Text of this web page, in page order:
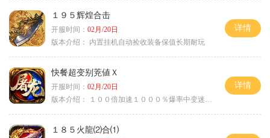
１９５辉煌合击
开服时间： 02月/20日
版本介绍：
内置挂机自动捡收装备保值长期耐玩
详情
快餐超变别茺値Ｘ
开服时间： 02月/20日
版本介绍：
１００倍加速１０００％爆率中变迷失单职
详情
１８５火龍⑵合⑴